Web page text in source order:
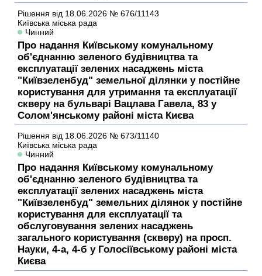
Рішення від 18.06.2026 № 676/11143
Київська міська рада
Чинний
Про надання Київському комунальному
об'єднанню зеленого будівництва та
експлуатації зелених насаджень міста
"Київзеленбуд" земельної ділянки у постійне
користування для утримання та експлуатації
скверу на бульварі Вацлава Гавела, 83 у
Солом'янському районі міста Києва
Рішення від 18.06.2026 № 673/11140
Київська міська рада
Чинний
Про надання Київському комунальному
об'єднанню зеленого будівництва та
експлуатації зелених насаджень міста
"Київзеленбуд" земельних ділянок у постійне
користування для експлуатації та
обслуговування зелених насаджень
загального користування (скверу) на просп.
Науки, 4-а, 4-б у Голосіївському районі міста
Києва